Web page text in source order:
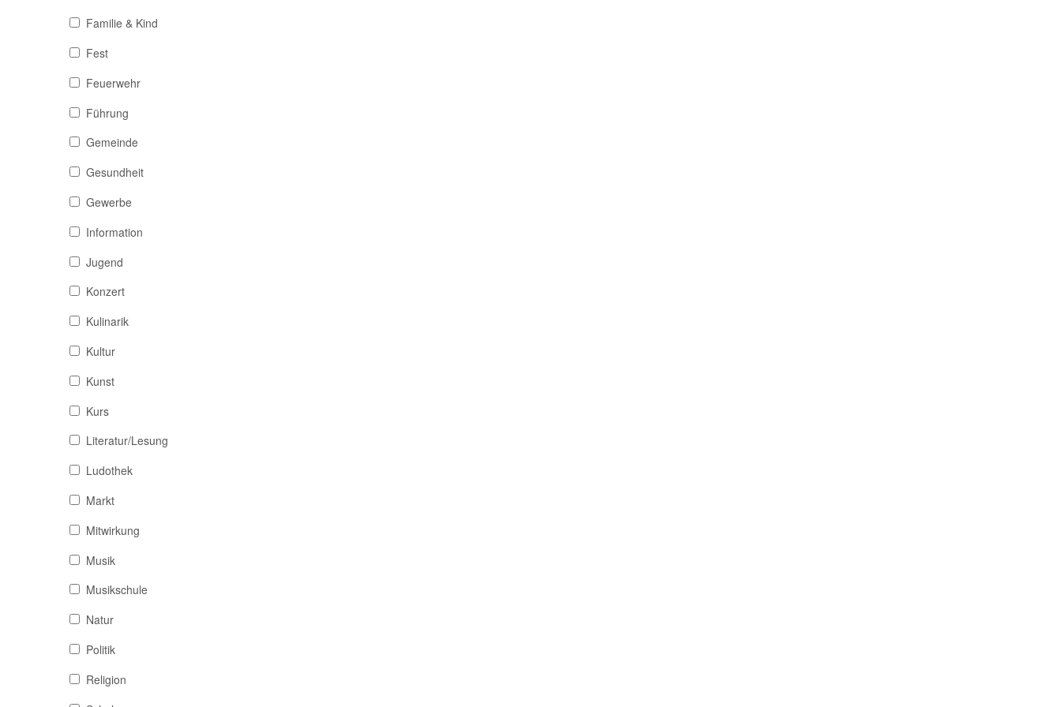
Familie & Kind
Fest
Feuerwehr
Führung
Gemeinde
Gesundheit
Gewerbe
Information
Jugend
Konzert
Kulinarik
Kultur
Kunst
Kurs
Literatur/Lesung
Ludothek
Markt
Mitwirkung
Musik
Musikschule
Natur
Politik
Religion